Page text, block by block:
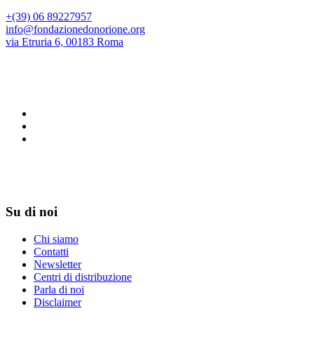
+(39) 06 89227957
info@fondazionedonorione.org
via Etruria 6, 00183 Roma
Su di noi
Chi siamo
Contatti
Newsletter
Centri di distribuzione
Parla di noi
Disclaimer